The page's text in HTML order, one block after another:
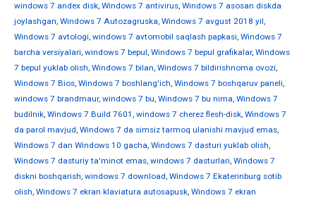
windows 7 andex disk, Windows 7 antivirus, Windows 7 asosan diskda
joylashgan, Windows 7 Autozagruska, Windows 7 avgust 2018 yil,
Windows 7 avtologi, windows 7 avtomobil saqlash papkasi, Windows 7
barcha versiyalari, windows 7 bepul, Windows 7 bepul grafikalar, Windows
7 bepul yuklab olish, Windows 7 bilan, Windows 7 bildirishnoma ovozi,
Windows 7 Bios, Windows 7 boshlang'ich, Windows 7 boshqaruv paneli,
windows 7 brandmaur, windows 7 bu, Windows 7 bu nima, Windows 7
budilnik, Windows 7 Build 7601 , windows 7 cherez flesh-disk, Windows 7
da parol mavjud, Windows 7 da simsiz tarmoq ulanishi mavjud emas,
Windows 7 dan Windows 10 gacha, Windows 7 dasturi yuklab olish,
Windows 7 dasturiy ta'minot emas, windows 7 dasturlari, Windows 7
diskni boshqarish, windows 7 download, Windows 7 Ekaterinburg sotib
olish, Windows 7 ekran klaviatura autosapusk, Windows 7 ekran